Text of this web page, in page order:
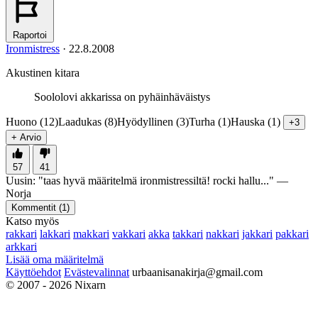
Raportoi
Ironmistress · 22.8.2008
Akustinen kitara
Soololovi akkarissa on pyhäinhäväistys
Huono (12)Laadukas (8)Hyödyllinen (3)Turha (1)Hauska (1)
+3
+ Arvio
57 41
Uusin: "taas hyvä määritelmä ironmistressiltä! rocki hallu..." —
Norja
Kommentit (1)
Katso myös
rakkari lakkari makkari vakkari akka takkari nakkari jakkari pakkari
arkkari
Lisää oma määritelmä
Käyttöehdot Evästevalinnat urbaanisanakirja@gmail.com
© 2007 - 2026 Nixarn